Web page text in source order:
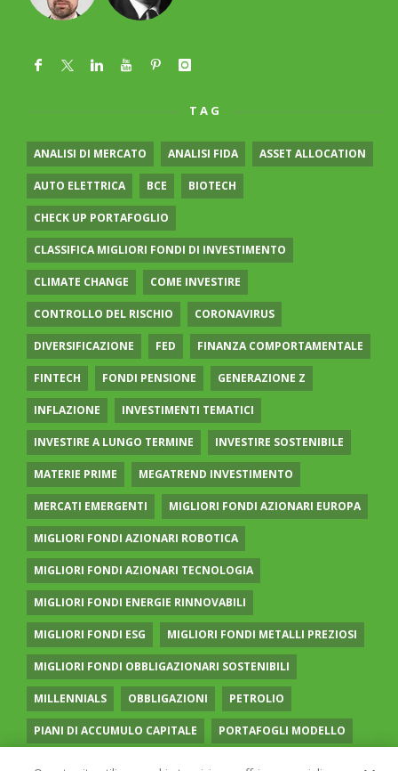
TAG
ANALISI DI MERCATO ANALISI FIDA ASSET ALLOCATION
AUTO ELETTRICA BCE BIOTECH
CHECK UP PORTAFOGLIO
CLASSIFICA MIGLIORI FONDI DI INVESTIMENTO
CLIMATE CHANGE COME INVESTIRE
CONTROLLO DEL RISCHIO CORONAVIRUS
DIVERSIFICAZIONE FED FINANZA COMPORTAMENTALE
FINTECH FONDI PENSIONE GENERAZIONE Z
INFLAZIONE INVESTIMENTI TEMATICI
INVESTIRE A LUNGO TERMINE INVESTIRE SOSTENIBILE
MATERIE PRIME MEGATREND INVESTIMENTO
MERCATI EMERGENTI MIGLIORI FONDI AZIONARI EUROPA
MIGLIORI FONDI AZIONARI ROBOTICA
MIGLIORI FONDI AZIONARI TECNOLOGIA
MIGLIORI FONDI ENERGIE RINNOVABILI
MIGLIORI FONDI ESG MIGLIORI FONDI METALLI PREZIOSI
MIGLIORI FONDI OBBLIGAZIONARI SOSTENIBILI
MILLENNIALS OBBLIGAZIONI PETROLIO
PIANI DI ACCUMULO CAPITALE PORTAFOGLI MODELLO